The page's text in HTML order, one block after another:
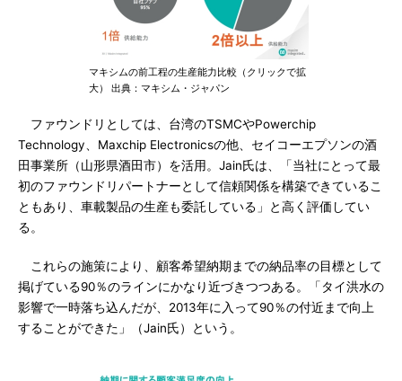
マキシムの前工程の生産能力比較（クリックで拡
大） 出典：マキシム・ジャパン
ファウンドリとしては、台湾のTSMCやPowerchip
Technology、Maxchip Electronicsの他、セイコーエプソンの酒
田事業所（山形県酒田市）を活用。Jain氏は、「当社にとって最
初のファウンドリパートナーとして信頼関係を構築できているこ
ともあり、車載製品の生産も委託している」と高く評価してい
る。
これらの施策により、顧客希望納期までの納品率の目標として
掲げている90％のラインにかなり近づきつつある。「タイ洪水の
影響で一時落ち込んだが、2013年に入って90％の付近まで向上
することができた」（Jain氏）という。